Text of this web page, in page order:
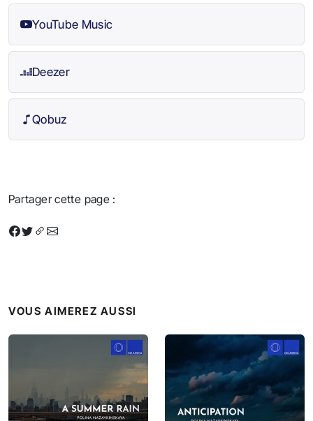
YouTube Music
Deezer
Qobuz
Partager cette page :
VOUS AIMEREZ AUSSI